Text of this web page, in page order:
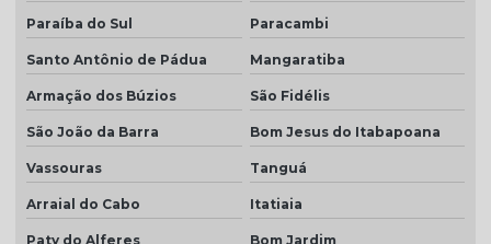
Telha de concreto pintada
Telha de concreto valor
Telha para construção civil
Telha dupla americana
Paraíba do Sul Paracambi
Santo Antônio de Pádua Mangaratiba
Armação dos Búzios São Fidélis
São João da Barra Bom Jesus do Itabapoana
Vassouras Tanguá
Arraial do Cabo Itatiaia
Paty do Alferes Bom Jardim